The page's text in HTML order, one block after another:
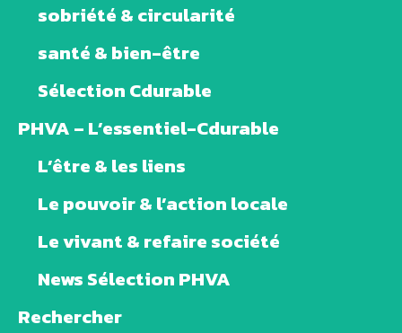
sobriété & circularité
santé & bien-être
Sélection Cdurable
PHVA – L’essentiel-Cdurable
L’être & les liens
Le pouvoir & l’action locale
Le vivant & refaire société
News Sélection PHVA
Rechercher